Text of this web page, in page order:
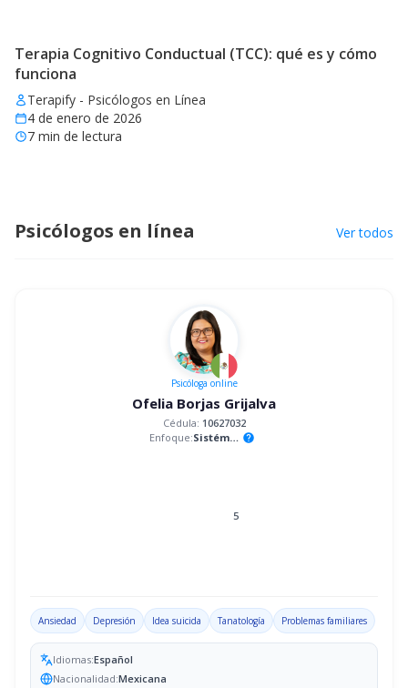
Terapia Cognitivo Conductual (TCC): qué es y cómo
funciona
Terapify - Psicólogos en Línea
4 de enero de 2026
7 min de lectura
Psicólogos en línea Ver todos
Psicóloga online
Ofelia Borjas Grijalva
Cédula: 10627032
Enfoque:
Sistémico help
5
Ansiedad Depresión Idea suicida Tanatología Problemas familiares
Idiomas:Español
Nacionalidad:Mexicana